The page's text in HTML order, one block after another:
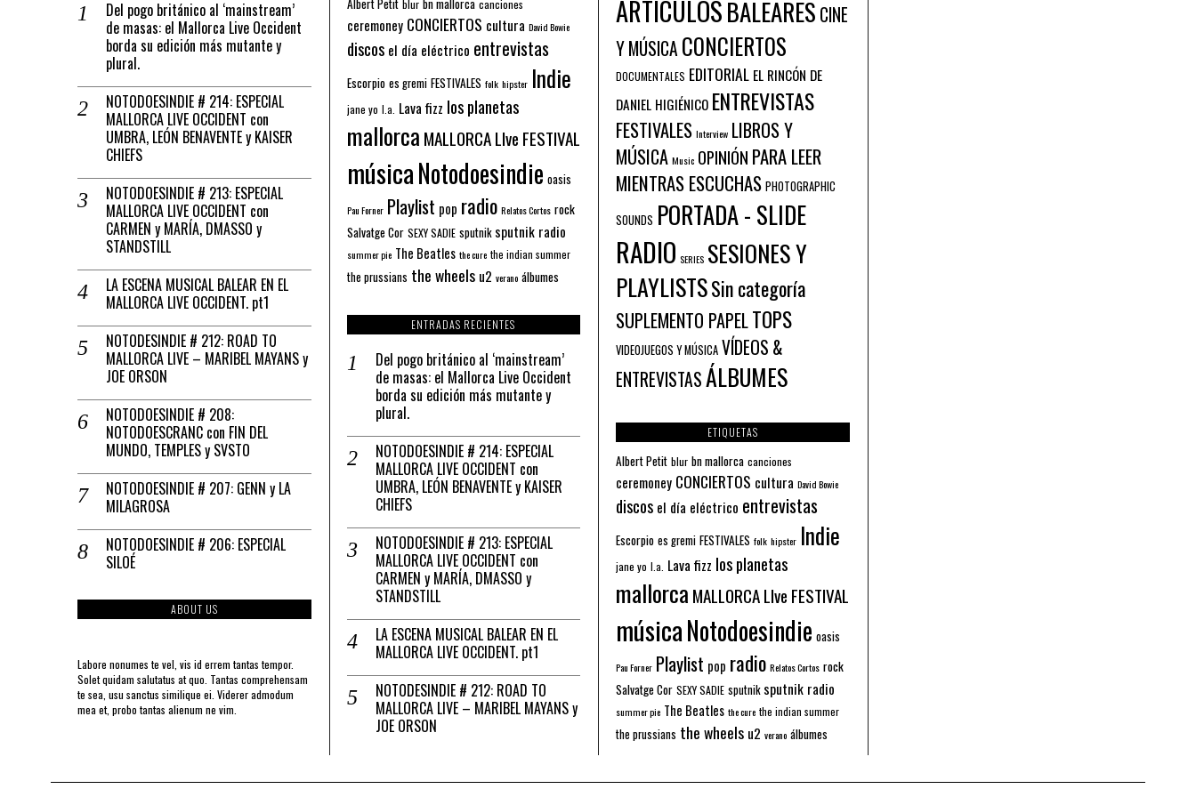
Del pogo británico al ‘mainstream’
de masas: el Mallorca Live Occident
borda su edición más mutante y
plural.
NOTODOESINDIE # 214: ESPECIAL
MALLORCA LIVE OCCIDENT con
UMBRA, LEÓN BENAVENTE y KAISER
CHIEFS
NOTODOESINDIE # 213: ESPECIAL
MALLORCA LIVE OCCIDENT con
CARMEN y MARÍA, DMASSO y
STANDSTILL
LA ESCENA MUSICAL BALEAR EN EL
MALLORCA LIVE OCCIDENT. pt1
NOTODESINDIE # 212: ROAD TO
MALLORCA LIVE – MARIBEL MAYANS y
JOE ORSON
NOTODOESINDIE # 208:
NOTODOESCRANC con FIN DEL
MUNDO, TEMPLES y SVSTO
NOTODOESINDIE # 207: GENN y LA
MILAGROSA
NOTODOESINDIE # 206: ESPECIAL
SILOÉ
ABOUT US
Labore nonumes te vel, vis id errem tantas tempor.
Solet quidam salutatus at quo. Tantas comprehensam
te sea, usu sanctus similique ei. Viderer admodum
mea et, probo tantas alienum ne vim.
blur canciones
ceremoney CONCIERTOS cultura David Bowie
discos el día eléctrico entrevistas
Escorpio es gremi FESTIVALES folk hipster Indie
jane yo l.a. Lava fizz los planetas
mallorca MALLORCA LIve FESTIVAL
músicaNotodoesindie oasis
Pau Forner Playlist pop radio Relatos Cortos rock
Salvatge Cor SEXY SADIE sputnik sputnik radio
summer pie The Beatles the cure the indian summer
the prussians the wheels u2 verano álbumes
ENTRADAS RECIENTES
Del pogo británico al ‘mainstream’
de masas: el Mallorca Live Occident
borda su edición más mutante y
plural.
NOTODOESINDIE # 214: ESPECIAL
MALLORCA LIVE OCCIDENT con
UMBRA, LEÓN BENAVENTE y KAISER
CHIEFS
NOTODOESINDIE # 213: ESPECIAL
MALLORCA LIVE OCCIDENT con
CARMEN y MARÍA, DMASSO y
STANDSTILL
LA ESCENA MUSICAL BALEAR EN EL
MALLORCA LIVE OCCIDENT. pt1
NOTODESINDIE # 212: ROAD TO
MALLORCA LIVE – MARIBEL MAYANS y
JOE ORSON
ARTÍCULOSBALEARES CINE
Y MÚSICA CONCIERTOS
DOCUMENTALES EDITORIAL EL RINCÓN DE
DANIEL HIGIÉNICO ENTREVISTAS
FESTIVALES Interview LIBROS Y
MÚSICA Music OPINIÓN PARA LEER
MIENTRAS ESCUCHAS PHOTOGRAPHIC
SOUNDS PORTADA - SLIDE
RADIO SERIES SESIONES Y
PLAYLISTSSin categoría
SUPLEMENTO PAPELTOPS
VIDEOJUEGOS Y MÚSICA VÍDEOS &
ENTREVISTASÁLBUMES
ETIQUETAS
Albert Petit blur bn mallorca canciones
ceremoney CONCIERTOS cultura David Bowie
discos el día eléctrico entrevistas
Escorpio es gremi FESTIVALES folk hipster Indie
jane yo l.a. Lava fizz los planetas
mallorca MALLORCA LIve FESTIVAL
músicaNotodoesindie oasis
Pau Forner Playlist pop radio Relatos Cortos rock
Salvatge Cor SEXY SADIE sputnik sputnik radio
summer pie The Beatles the cure the indian summer
the prussians the wheels u2 verano álbumes